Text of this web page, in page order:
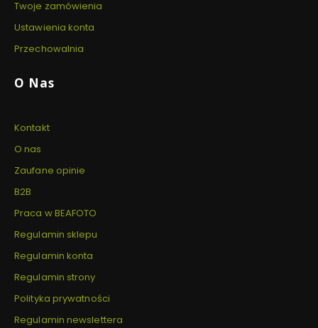
Twoje zamówienia
Ustawienia konta
Przechowalnia
O Nas
Kontakt
O nas
Zaufane opinie
B2B
Praca w BEAFOTO
Regulamin sklepu
Regulamin konta
Regulamin strony
Polityka prywatności
Regulamin newslettera